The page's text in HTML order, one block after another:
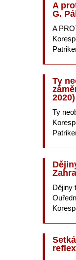
A
G.
A
Ty
2020)
Ty
Dějiny